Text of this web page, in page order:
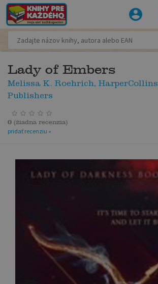
Lady of Embers
Melissa K. Roehrich, HarperCollins
Publishers
0 (žiadna recenzia)
pridať recenziu »